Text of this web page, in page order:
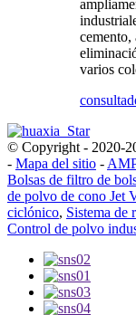
cemento,
varios
consulta
© Copyright - 2020-
- Mapa del sitio -
Bolsas de filtro de
de polvo de cono Jet
ciclónico, Sistema de
Control de polvo